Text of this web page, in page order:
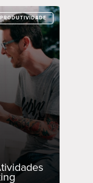
PRODUTIVIDADE
PRODUTIVIDADE